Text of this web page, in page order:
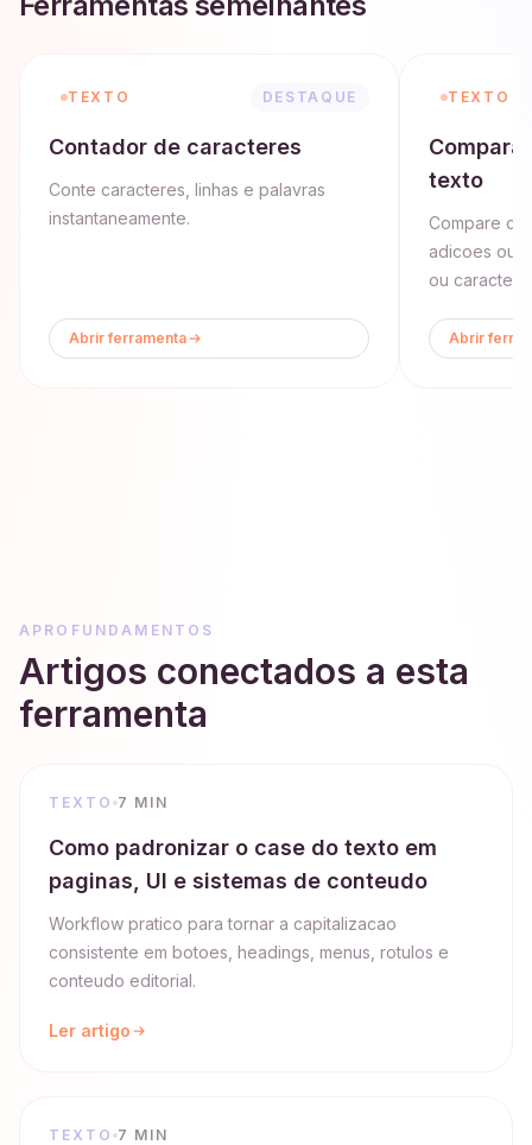
TEXTO DESTAQUE
Contador de caracteres
Conte caracteres, linhas e palavras
instantaneamente.
Abrir ferramenta
TEXTO
texto
Compare
adicoes ou
ou caractere.
Abrir
APROFUNDAMENTOS
Artigos conectados a esta
ferramenta
TEXTO 7 MIN
Como padronizar o case do texto em
paginas, UI e sistemas de conteudo
Workflow pratico para tornar a capitalizacao
consistente em botoes, headings, menus, rotulos e
conteudo editorial.
Ler artigo
TEXTO 7 MIN